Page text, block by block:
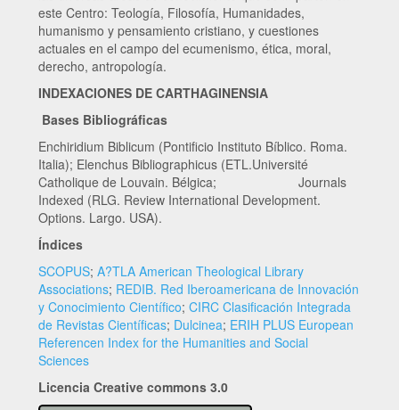
este Centro: Teología, Filosofía, Humanidades,
humanismo y pensamiento cristiano, y cuestiones
actuales en el campo del ecumenismo, ética, moral,
derecho, antropología.
INDEXACIONES DE CARTHAGINENSIA
Bases Bibliográficas
Enchiridium Biblicum (Pontificio Instituto Bíblico. Roma.
Italia); Elenchus Bibliographicus (ETL.Université
Catholique de Louvain. Bélgica; Journals
Indexed (RLG. Review International Development.
Options. Largo. USA).
Índices
SCOPUS; A?TLA American Theological Library
Associations; REDIB. Red Iberoamericana de Innovación
y Conocimiento Científico; CIRC Clasificación Integrada
de Revistas Científicas; Dulcinea; ERIH PLUS European
Referencen Index for the Humanities and Social
Sciences
Licencia Creative commons 3.0